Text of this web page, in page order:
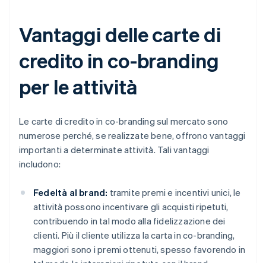
Vantaggi delle carte di
credito in co-branding
per le attività
Le carte di credito in co-branding sul mercato sono
numerose perché, se realizzate bene, offrono vantaggi
importanti a determinate attività. Tali vantaggi
includono:
Fedeltà al brand: tramite premi e incentivi unici, le
attività possono incentivare gli acquisti ripetuti,
contribuendo in tal modo alla fidelizzazione dei
clienti. Più il cliente utilizza la carta in co-branding,
maggiori sono i premi ottenuti, spesso favorendo in